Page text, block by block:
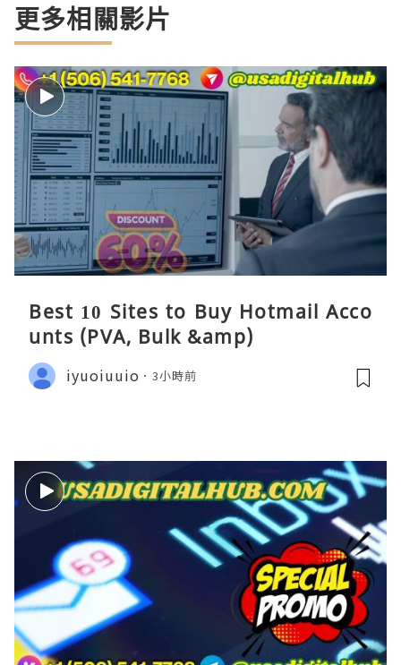
更多相關影片
Best 10 Sites to Buy Hotmail Acco
unts (PVA, Bulk &amp)
iyuoiuuio 3小時前